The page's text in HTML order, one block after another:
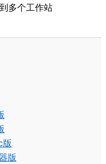
多个工作站
版
版